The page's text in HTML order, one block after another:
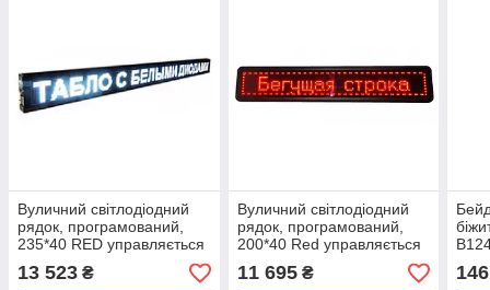
Вуличний світлодіодний
рядок, програмований,
235*40 RED управляється
по WI-FI (червоні LED
діоди)
13 523 ₴
Вуличний світлодіодний
рядок, програмований,
200*40 Red управляється
по WI-FI (червоні LED
діоди)
11 695₴ 146